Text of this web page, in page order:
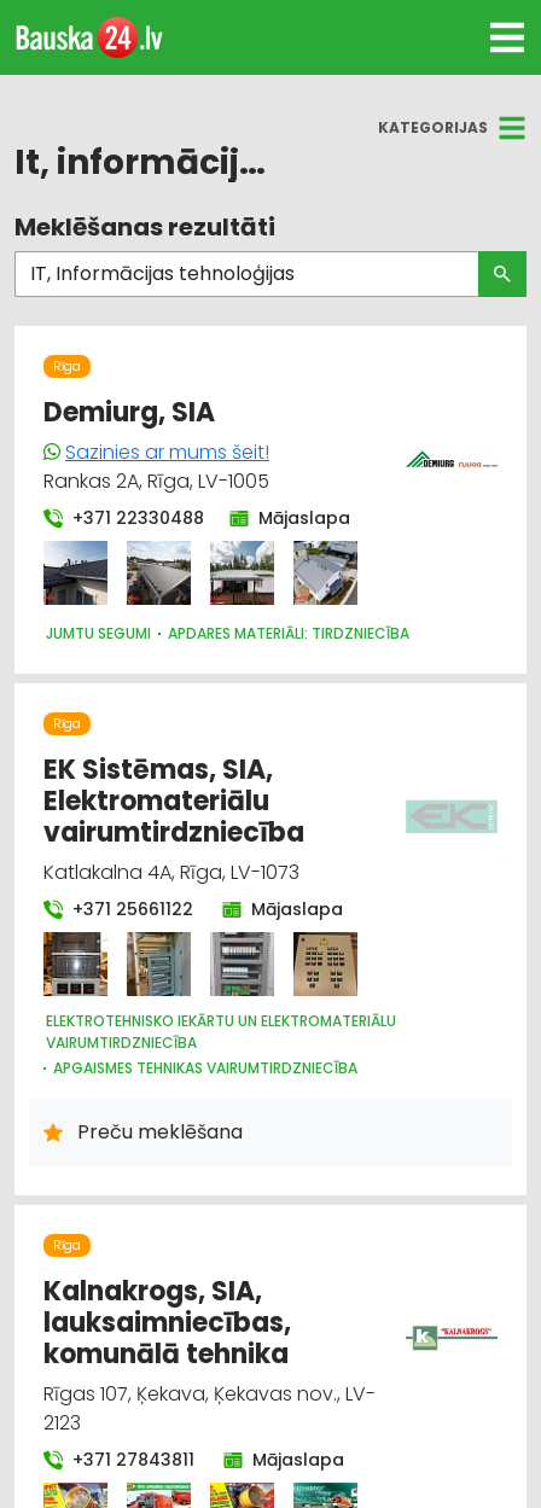
KATEGORIJAS
It, informācijas tehnoloģijas
Visas nozares
Biroja tehnika un iekārtas
Datortehnikas tirdzniecība
Datortehnikas un biroja tehnikas apkalpošana,
serviss
Elektrotehnisko iekārtu un elektromateriālu
tirdzniecība
IT, Informācijas tehnoloģijas
Iekraušanas un izkraušanas tehnika
Apbedīšanas piederumi
Apdares materiāli: tirdzniecība
Meklēšanas rezultāti
Rīga
Demiurg, SIA
Sazinies ar mums šeit!
Rankas 2A, Rīga, LV-1005
+371 22330488 Mājaslapa
JUMTU SEGUMI APDARES MATERIĀLI: TIRDZNIECĪBA
Rīga
EK Sistēmas, SIA,
Elektromateriālu
vairumtirdzniecība
Katlakalna 4A, Rīga, LV-1073
+371 25661122 Mājaslapa
ELEKTROTEHNISKO IEKĀRTU UN ELEKTROMATERIĀLU
VAIRUMTIRDZNIECĪBA
APGAISMES TEHNIKAS VAIRUMTIRDZNIECĪBA
TIRDZNIECĪBA
Preču meklēšana
Rīga
Kalnakrogs, SIA,
lauksaimniecības,
komunālā tehnika
Rīgas 107, Ķekava, Ķekavas nov., LV-
2123
+371 27843811 Mājaslapa